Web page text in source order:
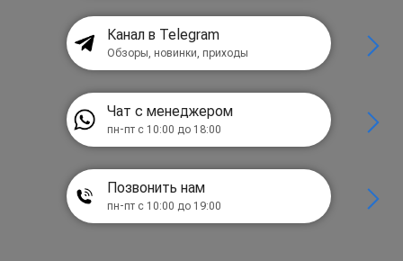
Канал в Telegram
Обзоры, новинки, приходы
Чат с менеджером
пн-пт с 10:00 до 18:00
Позвонить нам
пн-пт с 10:00 до 19:00